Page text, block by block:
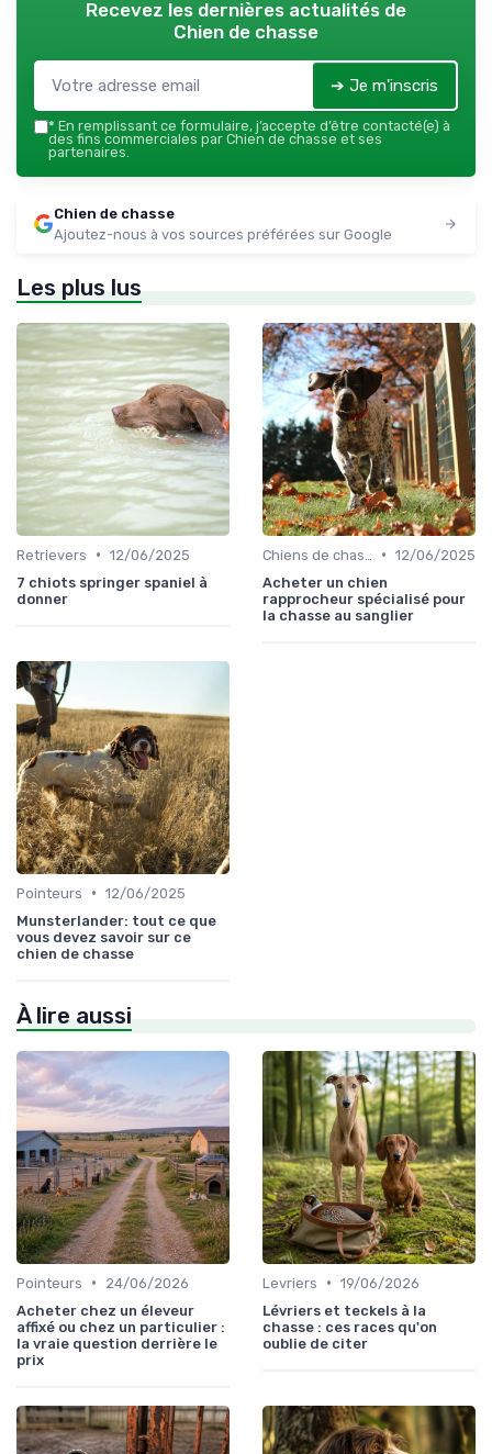
Recevez les dernières actualités de
Chien de chasse
➔ Je m'inscris
* En remplissant ce formulaire, j’accepte d’être contacté(e) à
des fins commerciales par Chien de chasse et ses
partenaires.
Chien de chasse
Ajoutez-nous à vos sources préférées sur Google
Les plus lus
Retrievers • 12/06/2025
7 chiots springer spaniel à
donner
• 12/06/2025
Acheter un chien
rapprocheur spécialisé pour
la chasse au sanglier
Pointeurs • 12/06/2025
Munsterlander: tout ce que
vous devez savoir sur ce
chien de chasse
À lire aussi
Pointeurs •
24/06/2026
Acheter chez un éleveur
affixé ou chez un particulier :
la vraie question derrière le
prix
Levriers • 19/06/2026
Lévriers et teckels à la
chasse : ces races qu'on
oublie de citer